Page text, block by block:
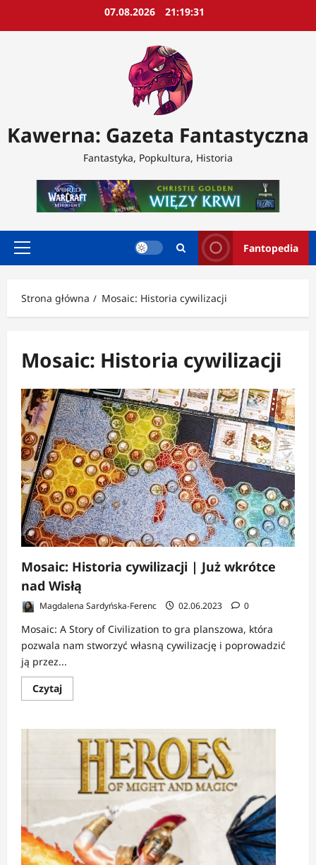
07.08.2026 21:19:33
Kawerna: Gazeta Fantastyczna
Fantastyka, Popkultura, Historia
Menu
Fantopedia
Strona główna Mosaic: Historia cywilizacji
Mosaic: Historia cywilizacji
Mosaic: Historia cywilizacji | Już wkrótce
nad Wisłą
Magdalena Sardyńska-Ferenc 02.06.2023 0
Mosaic: A Story of Civilization to gra planszowa, która
pozwala nam stworzyć własną cywilizację i poprowadzić
ją przez...
CzytajDowiedz
się
Mosaic:
Historia
cywilizacji
wkrótce
Wisłą